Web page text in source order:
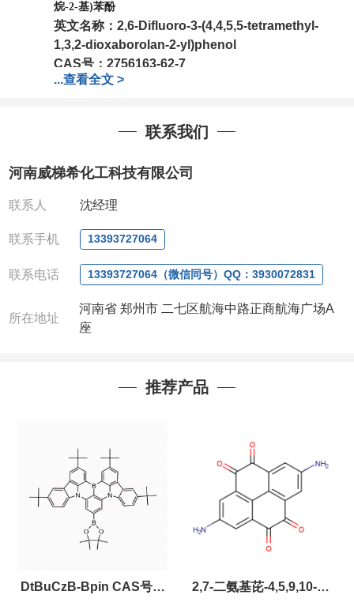
烷-2-基)苯酚
英文名称： 2,6-Difluoro-3-(4,4,5,5-tetramethyl-
1,3,2-dioxaborolan-2-yl)phenol
CAS号： 2756163-62-7
分子式：C12H15BF2O3
1Mg ; 5Mg;10Mg ;100Mg;250Mg ;500Mg
;1g;2.5g ;5g ;10g可根据客户需求进行分装
作中有用到的试剂,欢迎前来询购
全额退款 并承担所有运费。
:0371-63377391/13393727064
QQ:3930072831
:13393727064
联系人: 沈晓东(欢迎致电,或QQ、微信联系)
...查看全文 >
联系我们
河南威梯希化工科技有限公司
联系人 沈经理
联系手机 13393727064
联系电话 13393727064（微信同号）QQ：3930072831
所在地址
河南省 郑州市 二七区航海中路正商航海广场A
座
推荐产品
DtBuCzB-Bpin CAS号： 2,7-二氨基芘-4,5,9,10-四